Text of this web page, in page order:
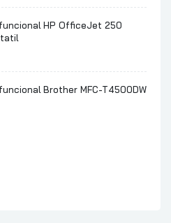
HP OfficeJet 250
Brother MFC-T4500DW